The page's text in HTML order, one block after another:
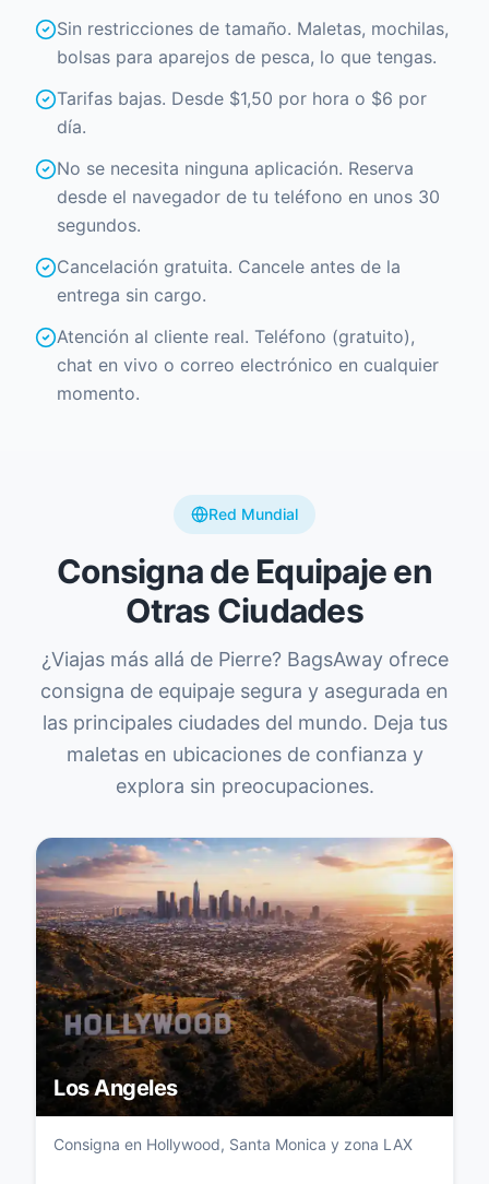
Sin restricciones de tamaño. Maletas, mochilas,
bolsas para aparejos de pesca, lo que tengas.
Tarifas bajas. Desde $1,50 por hora o $6 por
día.
No se necesita ninguna aplicación. Reserva
desde el navegador de tu teléfono en unos 30
segundos.
Cancelación gratuita. Cancele antes de la
entrega sin cargo.
Atención al cliente real. Teléfono (gratuito),
chat en vivo o correo electrónico en cualquier
momento.
Red Mundial
Consigna de Equipaje en
Otras Ciudades
¿Viajas más allá de Pierre? BagsAway ofrece
consigna de equipaje segura y asegurada en
las principales ciudades del mundo. Deja tus
maletas en ubicaciones de confianza y
explora sin preocupaciones.
Los Angeles
Consigna en Hollywood, Santa Monica y zona LAX